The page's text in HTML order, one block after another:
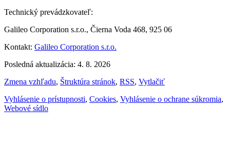
Technický prevádzkovateľ:
Galileo Corporation s.r.o., Čierna Voda 468, 925 06
Kontakt: Galileo Corporation s.r.o.
Posledná aktualizácia: 4. 8. 2026
Zmena vzhľadu, Štruktúra stránok, RSS, Vytlačiť
Vyhlásenie o prístupnosti, Cookies, Vyhlásenie o ochrane súkromia,
Webové sídlo